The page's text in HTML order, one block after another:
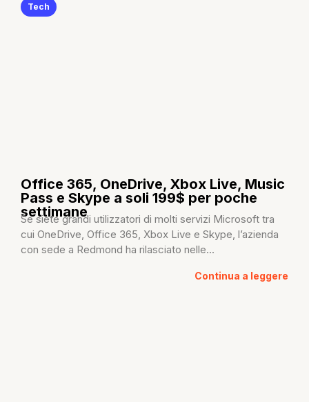
Tech
Office 365, OneDrive, Xbox Live, Music
Pass e Skype a soli 199$ per poche
settimane
Se siete grandi utilizzatori di molti servizi Microsoft tra
cui OneDrive, Office 365, Xbox Live e Skype, l’azienda
con sede a Redmond ha rilasciato nelle...
Continua a leggere